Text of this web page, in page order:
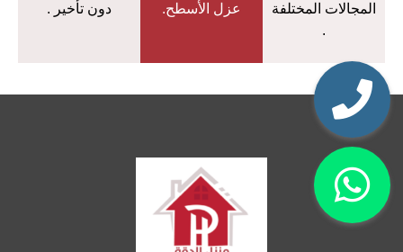
المجالات المختلفة
.
عزل الأسطح.
دون تأخير .